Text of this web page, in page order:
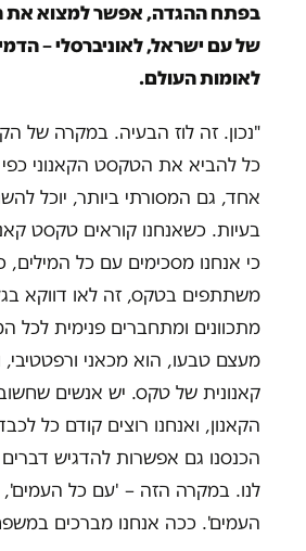
בפתח ההגדה, אפשר למצוא את
של עם ישראל, לאוניברסלי –
לאומות העולם.
"נכון. זה לוז הבעיה. במקרה של
כל להביא את הטקסט הקאנוני
אחד, גם המסורתי ביותר, יוכל
בעיות. כשאנחנו קוראים טקסט
כי אנחנו מסכימים עם כל המילים,
משתתפים בטקס, זה לאו דווקא
מתכוונים ומתחברים פנימית לכל
מעצם טבעו, הוא מכאני ורפטטיבי,
קאנונית של טקס. יש אנשים
הקאנון, ואנחנו רוצים קודם כל
הכנסנו גם אפשרות להדגיש
לנו. במקרה הזה – 'עם כל העמים',
העמים'. ככה אנחנו מברכים